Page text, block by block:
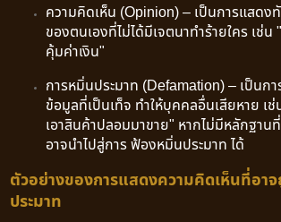
ความคิดเห็น (Opinion) – เป็นการแสดง
ของตนเองที่ไม่ได้มีเจตนาทำร้ายใคร เช่
คุ้มค่าเงิน"
การหมิ่นประมาท (Defamation) – เป็นกา
ข้อมูลที่เป็นเท็จ ทำให้บุคคลอื่นเสียหาย เ
เอาสินค้าปลอมมาขาย" หากไม่มีหลักฐาน
อาจนำไปสู่การ ฟ้องหมิ่นประมาท ได้
ตัวอย่างของการแสดงความคิดเห็นที่อา
ประมาท